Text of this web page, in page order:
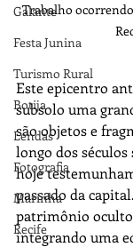
Galante
Festa Junina
Turismo Rural
Botija
Lendas
Fotografia
Marinha
Recife
Trabalho
Este epicentro
subsolo uma
são objetos e
longo dos
hoje
passado da
patrimônio
integrando uma